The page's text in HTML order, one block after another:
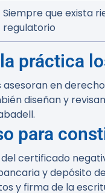
Siempre que exista
regulatorio
práctica
asesoran en
diseñan y
para
certificado
y depósito
y firma de la